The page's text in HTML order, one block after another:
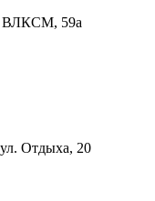
ВЛКСМ, 59а
Отдыха, 20